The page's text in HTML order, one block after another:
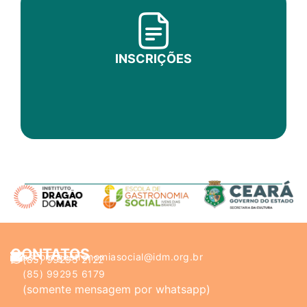
INSCRIÇÕES
CONTATOS
ascom.gastronomiasocial@idm.org.br
(85) 99295 2122
(85) 99295 6179
(somente mensagem por whatsapp)